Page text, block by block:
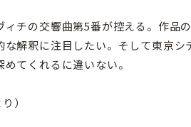
チの交響曲第5番が控える。作品
解釈に注目したい。そして東京シ
てくれるに違いない。
）